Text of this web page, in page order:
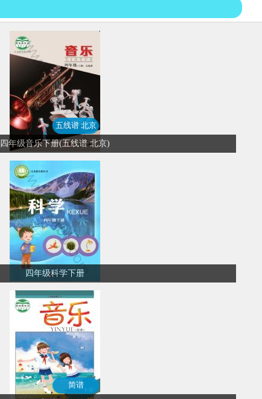
五线谱 北京
四年级音乐下册(五线谱 北京)
四年级科学下册
简谱